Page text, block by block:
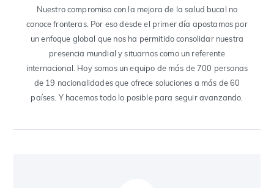
Nuestro compromiso con la mejora de la salud bucal no
conoce fronteras. Por eso desde el primer día apostamos por
un enfoque global que nos ha permitido consolidar nuestra
presencia mundial y situarnos como un referente
internacional. Hoy somos un equipo de más de 700 personas
de 19 nacionalidades que ofrece soluciones a más de 60
países. Y hacemos todo lo posible para seguir avanzando.